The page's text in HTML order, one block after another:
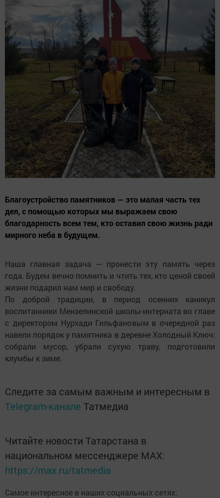
Благоустройство памятников — это малая часть тех
дел, с помощью которых мы выражаем свою
благодарность всем тем, кто оставил свою жизнь ради
мирного неба в будущем.
Наша главная задача — пронести эту память через
года. Будем вечно помнить и чтить тех, кто ценой своей
жизни подарил нам мир и свободу.
По доброй традиции, в период осенних каникул
воспитанники Мензелинской школы-интерната во главе
с директором Нурхади Гильфановым в очередной раз
навели порядок у памятника в деревне Холодный Ключ:
собрали мусор, убрали сухую траву, подготовили
клумбы к зиме.
Следите за самым важным и интересным в
Telegram-канале Татмедиа
Читайте новости Татарстана в
национальном мессенджере MАХ:
https://max.ru/tatmedia
Самое интересное в наших социальных сетях: